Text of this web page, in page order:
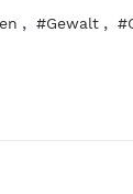
, #Gewalt ,